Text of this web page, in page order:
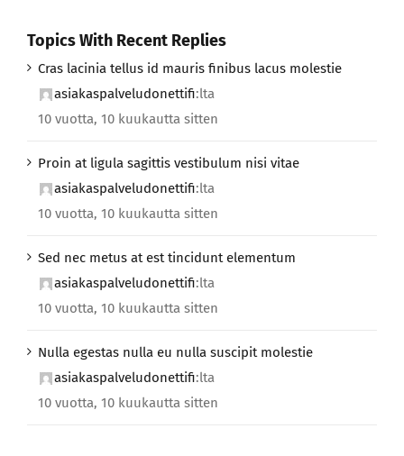
Topics With Recent Replies
Cras lacinia tellus id mauris finibus lacus molestie
asiakaspalveludonettifi:lta
10 vuotta, 10 kuukautta sitten
Proin at ligula sagittis vestibulum nisi vitae
asiakaspalveludonettifi:lta
10 vuotta, 10 kuukautta sitten
Sed nec metus at est tincidunt elementum
asiakaspalveludonettifi:lta
10 vuotta, 10 kuukautta sitten
Nulla egestas nulla eu nulla suscipit molestie
asiakaspalveludonettifi:lta
10 vuotta, 10 kuukautta sitten